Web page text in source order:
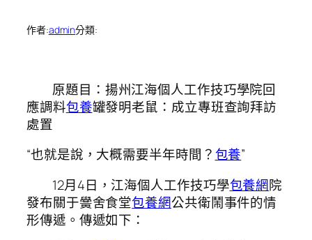
作者:admin分類:
原題目：揚州江海個人工作技巧學院回
應調料包養罐發明老鼠：成立專班查詢拜訪
處置
“也就是說，大概需要半年時間？包養”
12月4日，江海個人工作技巧學包養網院
發布關于黌舍食堂包養網公共衛鬧事件的情
形傳遞。傳遞如下：